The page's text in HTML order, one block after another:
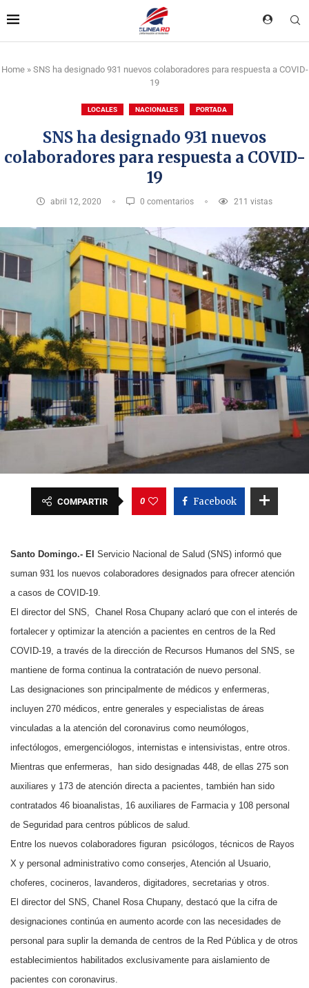
Home» SNS ha designado 931 nuevos colaboradores para respuesta a COVID-
19
LOCALES NACIONALES PORTADA
SNS ha designado 931 nuevos
colaboradores para respuesta a COVID-
19
abril 12, 2020 0 comentarios 211 vistas
COMPARTIR 0 Facebook
Santo Domingo.- El Servicio Nacional de Salud (SNS) informó que
suman 931 los nuevos colaboradores designados para ofrecer atención
a casos de COVID-19.
El director del SNS, Chanel Rosa Chupany aclaró que con el interés de
fortalecer y optimizar la atención a pacientes en centros de la Red
COVID-19, a través de la dirección de Recursos Humanos del SNS, se
mantiene de forma continua la contratación de nuevo personal.
Las designaciones son principalmente de médicos y enfermeras,
incluyen 270 médicos, entre generales y especialistas de áreas
vinculadas a la atención del coronavirus como neumólogos,
infectólogos, emergenciólogos, internistas e intensivistas, entre otros.
Mientras que enfermeras, han sido designadas 448, de ellas 275 son
auxiliares y 173 de atención directa a pacientes, también han sido
contratados 46 bioanalistas, 16 auxiliares de Farmacia y 108 personal
de Seguridad para centros públicos de salud.
Entre los nuevos colaboradores figuran psicólogos, técnicos de Rayos
X y personal administrativo como conserjes, Atención al Usuario,
choferes, cocineros, lavanderos, digitadores, secretarias y otros.
El director del SNS, Chanel Rosa Chupany, destacó que la cifra de
designaciones continúa en aumento acorde con las necesidades de
personal para suplir la demanda de centros de la Red Pública y de otros
establecimientos habilitados exclusivamente para aislamiento de
pacientes con coronavirus.